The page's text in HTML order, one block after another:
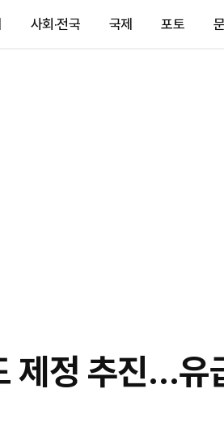
사회·전국 국제 포토
제정 추진…유